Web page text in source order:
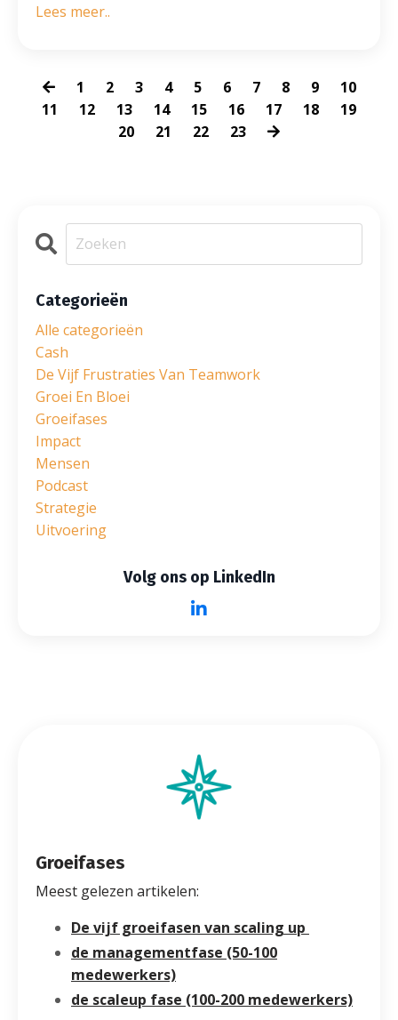
Lees meer..
1 2 3 4 5 6 7 8 9
10
11
12 13 14 15 16 17 18
19
20
21 22 23
Categorieën
Alle categorieën
Cash
De Vijf Frustraties Van Teamwork
Groei En Bloei
Groeifases
Impact
Mensen
Podcast
Strategie
Uitvoering
Volg ons op LinkedIn
Groeifases
Meest gelezen artikelen:
De vijf groeifasen van scaling up
de managementfase (50-100
medewerkers)
de scaleup fase (100-200 medewerkers)